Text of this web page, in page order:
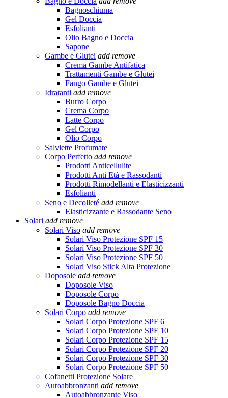
Bagnoschiuma
Gel Doccia
Esfolianti
Olio Bagno e Doccia
Sapone
Gambe e Glutei add remove
Crema Gambe Antifatica
Trattamenti Gambe e Glutei
Fango Gambe e Glutei
Idratanti add remove
Burro Corpo
Crema Corpo
Latte Corpo
Gel Corpo
Olio Corpo
Salviette Profumate
Corpo Perfetto add remove
Prodotti Anticellulite
Prodotti Anti Età e Rassodanti
Prodotti Rimodellanti e Elasticizzanti
Esfolianti
Seno e Decolleté add remove
Elasticizzante e Rassodante Seno
Solari add remove
Solari Viso add remove
Solari Viso Protezione SPF 15
Solari Viso Protezione SPF 30
Solari Viso Protezione SPF 50
Solari Viso Stick Alta Protezione
Doposole add remove
Doposole Viso
Doposole Corpo
Doposole Bagno Doccia
Solari Corpo add remove
Solari Corpo Protezione SPF 6
Solari Corpo Protezione SPF 10
Solari Corpo Protezione SPF 15
Solari Corpo Protezione SPF 20
Solari Corpo Protezione SPF 30
Solari Corpo Protezione SPF 50
Cofanetti Protezione Solare
Autoabbronzanti add remove
Autoabbronzante Viso